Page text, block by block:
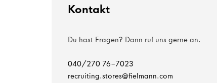
Kontakt
Du hast Fragen? Dann ruf uns gerne an.
040/270 76-7023
recruiting.stores@fielmann.com